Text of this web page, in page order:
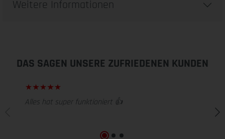
Weitere Informationen
DAS SAGEN UNSERE ZUFRIEDENEN KUNDEN
Alles hat super funktioniert 👍